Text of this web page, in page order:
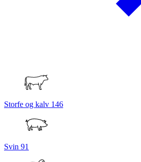
Storfe og kalv 146
Svin 91